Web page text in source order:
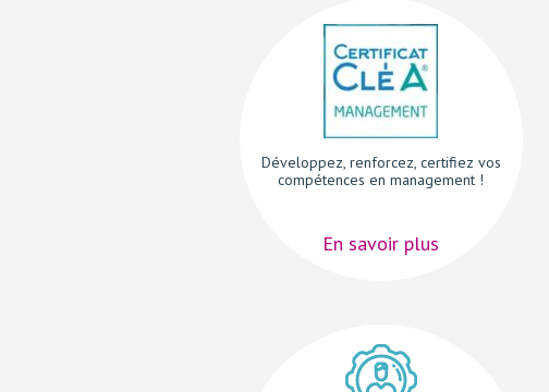
Développez, renforcez, certifiez vos
compétences en management !
En savoir plus